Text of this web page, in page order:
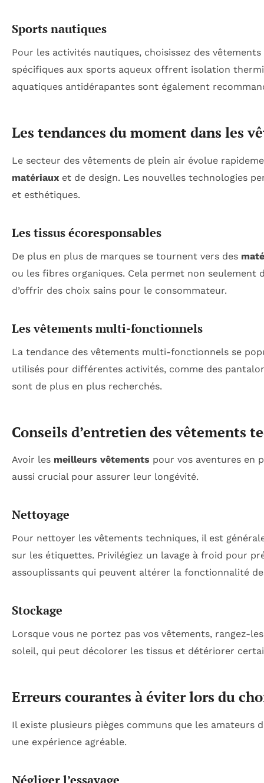
Sports nautiques
Pour les activités nautiques, choisissez des
spécifiques aux sports aqueux offrent isolation
aquatiques antidérapantes sont également
Les tendances du moment dans les
Le secteur des vêtements de plein air évolue
matériaux et de design. Les nouvelles technologies
et esthétiques.
Les tissus écoresponsables
De plus en plus de marques se tournent vers des
ou les fibres organiques. Cela permet non seulement
d’offrir des choix sains pour le consommateur.
Les vêtements multi-fonctionnels
La tendance des vêtements multi-fonctionnels se
utilisés pour différentes activités, comme des
sont de plus en plus recherchés.
Conseils d’entretien des vêtements
Avoir les meilleurs vêtements pour vos aventures en
aussi crucial pour assurer leur longévité.
Nettoyage
Pour nettoyer les vêtements techniques, il est
sur les étiquettes. Privilégiez un lavage à froid pour
assouplissants qui peuvent altérer la fonctionnalité
Stockage
Lorsque vous ne portez pas vos vêtements, rangez-
soleil, qui peut décolorer les tissus et détériorer
Erreurs courantes à éviter lors du
Il existe plusieurs pièges communs que les amateurs
une expérience agréable.